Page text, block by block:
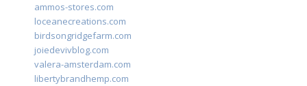
ammos-stores.com
loceanecreations.com
birdsongridgefarm.com
joiedevivblog.com
valera-amsterdam.com
libertybrandhemp.com